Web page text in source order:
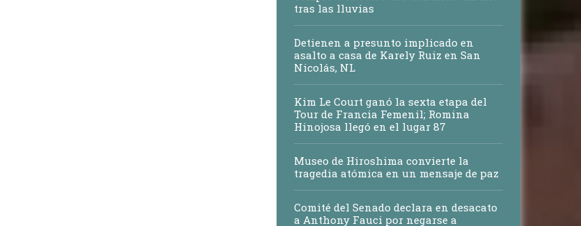
tras las lluvias
Detienen a presunto implicado en
asalto a casa de Karely Ruiz en San
Nicolás, NL
Kim Le Court ganó la sexta etapa del
Tour de Francia Femenil; Romina
Hinojosa llegó en el lugar 87
Museo de Hiroshima convierte la
tragedia atómica en un mensaje de paz
Comité del Senado declara en desacato
a Anthony Fauci por negarse a